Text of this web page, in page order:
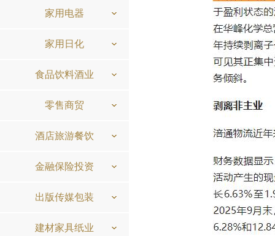
家用电器
家用日化
食品饮料酒业
零售商贸
酒店旅游餐饮
金融保险投资
出版传媒包装
建材家具纸业